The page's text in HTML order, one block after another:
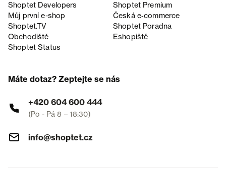
Shoptet Developers
Shoptet Premium
Můj první e-shop
Česká e‑commerce
Shoptet.TV
Shoptet Poradna
Obchodiště
Eshopiště
Shoptet Status
Máte dotaz? Zeptejte se nás
+420 604 600 444
(Po - Pá 8 – 18:30)
info@shoptet.cz